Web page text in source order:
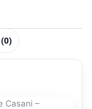
Casani –